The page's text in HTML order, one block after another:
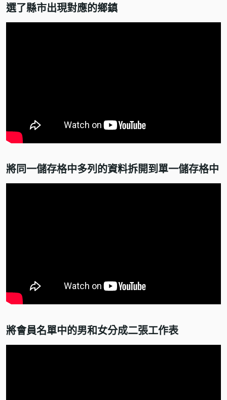
選了縣市出現對應的鄉鎮
將同一儲存格中多列的資料拆開到單一儲存格中
將會員名單中的男和女分成二張工作表